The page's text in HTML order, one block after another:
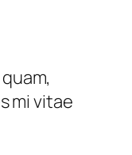
mi vitae